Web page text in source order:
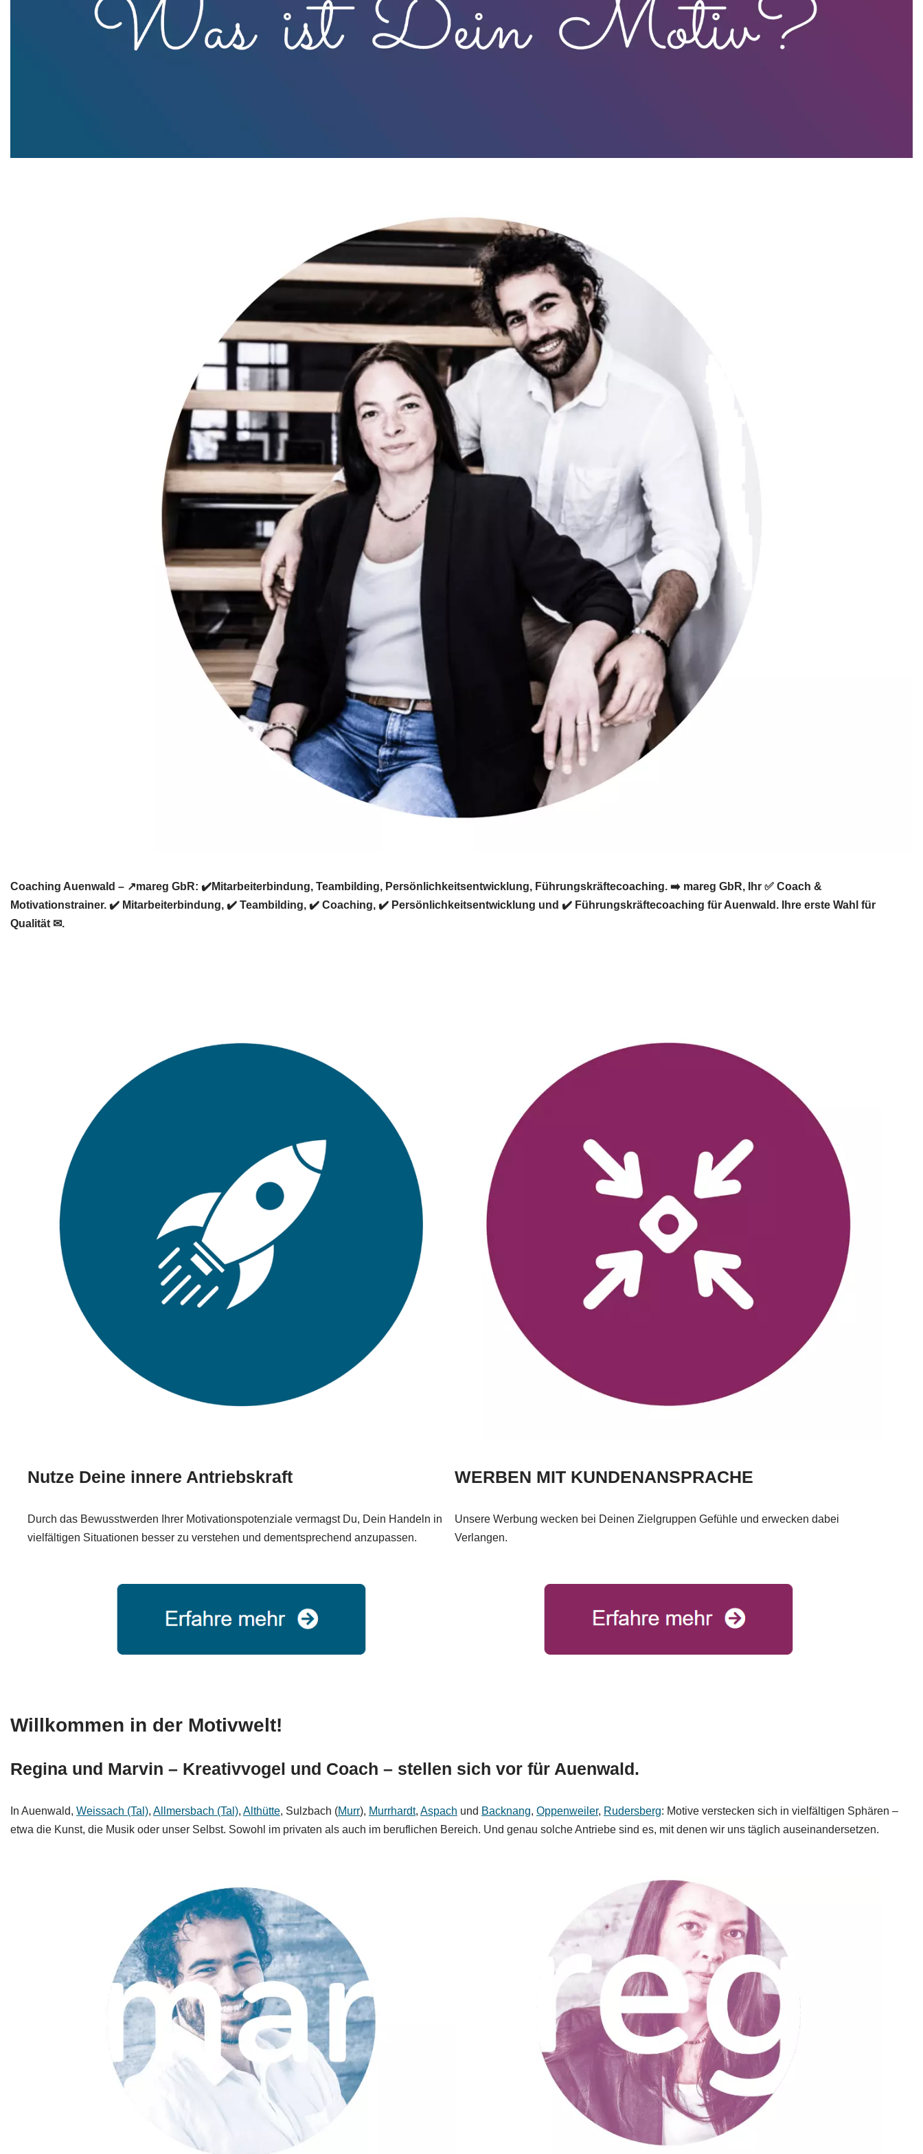
Coaching Auenwald – ↗️mareg GbR: ✔️Mitarbeiterbindung, Teambilding, Persönlichkeitsentwicklung, Führungskräftecoaching. ➡️ mareg GbR, Ihr ✅ Coach &
Motivationstrainer. ✔️ Mitarbeiterbindung, ✔️ Teambilding, ✔️ Coaching, ✔️ Persönlichkeitsentwicklung und ✔️ Führungskräftecoaching für Auenwald. Ihre erste Wahl für
Qualität ✉.
Nutze Deine innere Antriebskraft
Durch das Bewusstwerden Ihrer Motivationspotenziale vermagst Du, Dein Handeln in
vielfältigen Situationen besser zu verstehen und dementsprechend anzupassen.
WERBEN MIT KUNDENANSPRACHE
Unsere Werbung wecken bei Deinen Zielgruppen Gefühle und erwecken dabei
Verlangen.
Willkommen in der Motivwelt!
Regina und Marvin – Kreativvogel und Coach – stellen sich vor für Auenwald.
In Auenwald, Weissach (Tal), Allmersbach (Tal), Althütte, Sulzbach (Murr), Murrhardt, Aspach und Backnang, Oppenweiler, Rudersberg: Motive verstecken sich in vielfältigen Sphären –
etwa die Kunst, die Musik oder unser Selbst. Sowohl im privaten als auch im beruflichen Bereich. Und genau solche Antriebe sind es, mit denen wir uns täglich auseinandersetzen.